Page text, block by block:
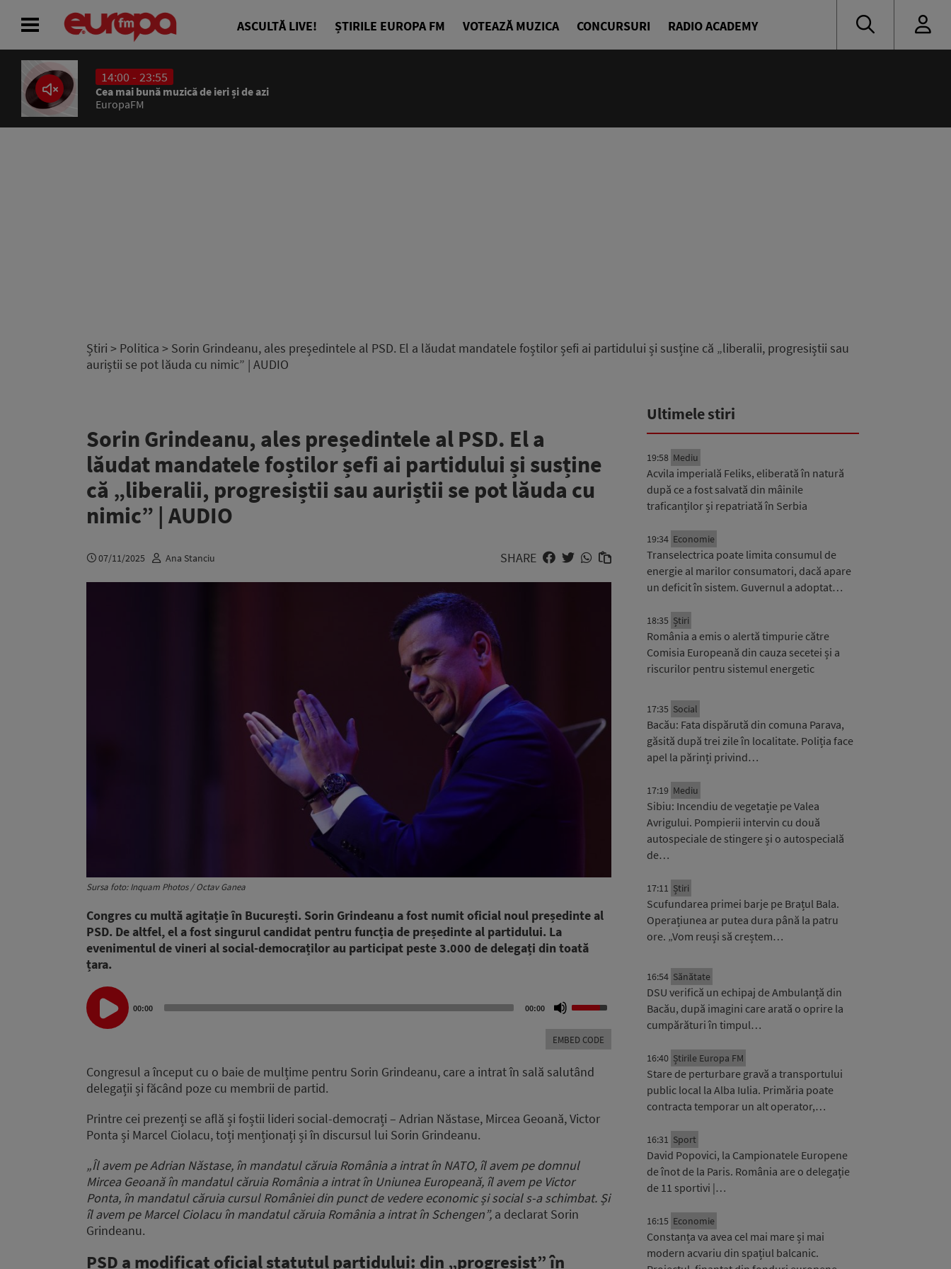
ASCULTĂ LIVE! ȘTIRILE EUROPA FM VOTEAZĂ MUZICA CONCURSURI RADIO ACADEMY
14:00 - 23:55
Cea mai bună muzică de ieri și de azi
EuropaFM
Știri > Politica > Sorin Grindeanu, ales președintele al PSD. El a lăudat mandatele foștilor șefi ai partidului și susține că „liberalii, progresiștii sau
auriștii se pot lăuda cu nimic” | AUDIO
Sorin Grindeanu, ales președintele al PSD. El a
lăudat mandatele foștilor șefi ai partidului și susține
că „liberalii, progresiștii sau auriștii se pot lăuda cu
nimic” | AUDIO
07/11/2025 Ana Stanciu SHARE
Sursa foto: Inquam Photos / Octav Ganea
Congres cu multă agitație în București. Sorin Grindeanu a fost numit oficial noul președinte al
PSD. De altfel, el a fost singurul candidat pentru funcția de președinte al partidului. La
evenimentul de vineri al social-democraților au participat peste 3.000 de delegați din toată
țara.
Audio
Player
00:00 00:00
Up/Down
keys
increase
volume.
EMBED CODE
Congresul a început cu o baie de mulțime pentru Sorin Grindeanu, care a intrat în sală salutând
delegații și făcând poze cu membrii de partid.
Printre cei prezenți se află și foștii lideri social-democrați – Adrian Năstase, Mircea Geoană, Victor
Ponta și Marcel Ciolacu, toți menționați și în discursul lui Sorin Grindeanu.
„Îl avem pe Adrian Năstase, în mandatul căruia România a intrat în NATO, îl avem pe domnul
Mircea Geoană în mandatul căruia România a intrat în Uniunea Europeană, îl avem pe Victor
Ponta, în mandatul căruia cursul României din punct de vedere economic și social s-a schimbat. Și
îl avem pe Marcel Ciolacu în mandatul căruia România a intrat în Schengen”, a declarat Sorin
Grindeanu.
PSD a modificat oficial statutul partidului: din „progresist” în
Ultimele stiri
19:58 Mediu
Acvila imperială Feliks, eliberată în natură
după ce a fost salvată din mâinile
traficanților și repatriată în Serbia
19:34 Economie
Transelectrica poate limita consumul de
energie al marilor consumatori, dacă apare
un deficit în sistem. Guvernul a adoptat…
18:35 Știri
România a emis o alertă timpurie către
Comisia Europeană din cauza secetei și a
riscurilor pentru sistemul energetic
17:35 Social
Bacău: Fata dispărută din comuna Parava,
găsită după trei zile în localitate. Poliția face
apel la părinți privind…
17:19 Mediu
Sibiu: Incendiu de vegetație pe Valea
Avrigului. Pompierii intervin cu două
autospeciale de stingere și o autospecială
de…
17:11 Știri
Scufundarea primei barje pe Brațul Bala.
Operațiunea ar putea dura până la patru
ore. „Vom reuși să creștem…
16:54 Sănătate
DSU verifică un echipaj de Ambulanță din
Bacău, după imagini care arată o oprire la
cumpărături în timpul…
16:40 Știrile Europa FM
Stare de perturbare gravă a transportului
public local la Alba Iulia. Primăria poate
contracta temporar un alt operator,…
16:31 Sport
David Popovici, la Campionatele Europene
de înot de la Paris. România are o delegație
de 11 sportivi |…
16:15 Economie
Constanța va avea cel mai mare și mai
modern acvariu din spațiul balcanic.
ACASĂ
ȘTIRI